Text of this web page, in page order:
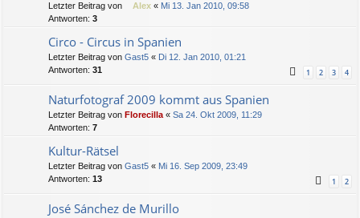
Letzter Beitrag von Alex « Mi 13. Jan 2010, 09:58
Antworten: 3
Circo - Circus in Spanien
Letzter Beitrag von Gast5 « Di 12. Jan 2010, 01:21
Antworten: 31 1 2 3 4
Naturfotograf 2009 kommt aus Spanien
Letzter Beitrag von Florecilla « Sa 24. Okt 2009, 11:29
Antworten: 7
Kultur-Rätsel
Letzter Beitrag von Gast5 « Mi 16. Sep 2009, 23:49
Antworten: 13 1 2
José Sánchez de Murillo